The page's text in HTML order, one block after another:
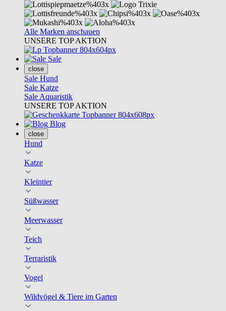
Alle Marken anschauen
UNSERE TOP AKTION
Sale
close
Sale Hund
Sale Katze
Sale Aquaristik
UNSERE TOP AKTION
Blog
close
Hund
Katze
Kleintier
Süßwasser
Meerwasser
Teich
Terraristik
Vogel
Wildvögel & Tiere im Garten